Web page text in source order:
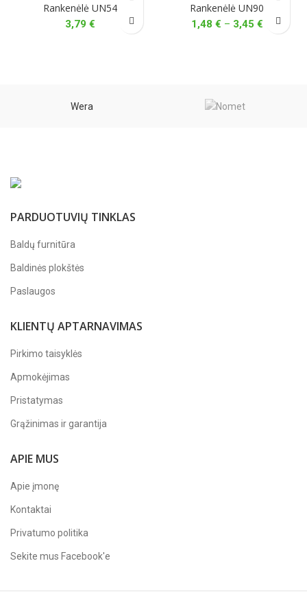
Rankenėlė UN54
3,79 €
Rankenėlė UN90
1,48 € – 3,45 €Price
Wera
PARDUOTUVIŲ TINKLAS
Baldų furnitūra
Baldinės plokštės
Paslaugos
KLIENTŲ APTARNAVIMAS
Pirkimo taisyklės
Apmokėjimas
Pristatymas
Grąžinimas ir garantija
APIE MUS
Apie įmonę
Kontaktai
Privatumo politika
Sekite mus Facebook'e